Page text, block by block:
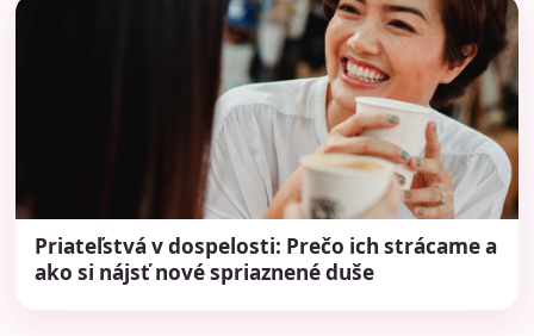
Priateľstvá v dospelosti: Prečo ich strácame a
ako si nájsť nové spriaznené duše